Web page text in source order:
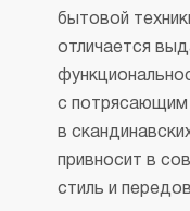
Шоу-рум
бытовой
отличается
с потрясающим
в
привносит в
стиль и